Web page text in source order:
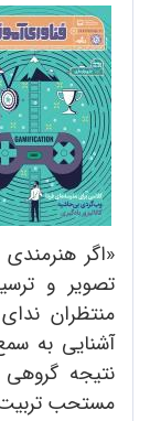
«اگر
تصویر و
منتظران
آشنایی به
نتیجه
مستحب تربیت